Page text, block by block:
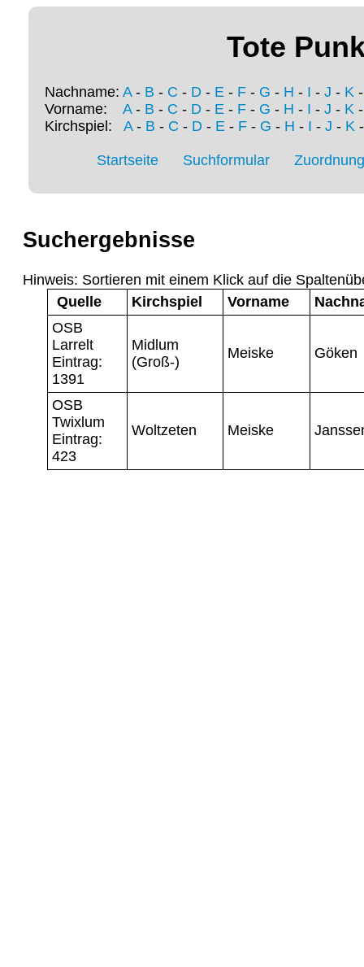
Tote
Nachname: A- B - C - D - E - F - G - H - I - J - K
Vorname: A- B - C - D - E - F - G - H - I - J - K
Kirchspiel: A- B - C - D- E- F- G - H - I - J - K
Startseite Suchformular
Suchergebnisse
Hinweis: Sortieren mit einem Klick auf die
Quelle
Kirchspiel Vorname
OSB
Larrelt
Eintrag:
1391
Midlum
(Groß-)
Meiske Göken
OSB
Twixlum
Eintrag:
423
Woltzeten Meiske